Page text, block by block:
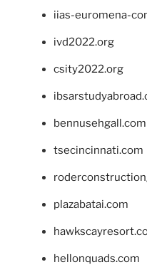
iias-euromena-
ivd2022.org
csity2022.org
bennusehgall.com
tsecincinnati.com
plazabatai.com
hellonquads.com